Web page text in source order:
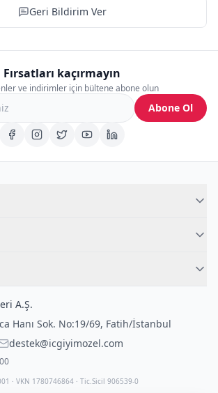
Geri Bildirim Ver
Fırsatları kaçırmayın
ve indirimler için bültene abone olun
Abone Ol
A.Ş.
Hanı Sok. No:19/69, Fatih/İstanbul
destek@icgiyimozel.com
· VKN 1780746864 · Tic.Sicil 906539-0